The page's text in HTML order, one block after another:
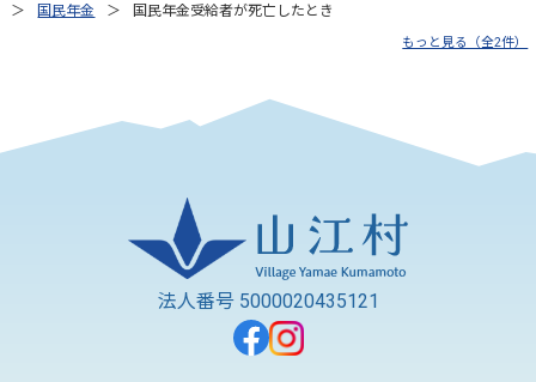
国民年金
国民年金受給者が死亡したとき
もっと見る（全2件）
法人番号 5000020435121